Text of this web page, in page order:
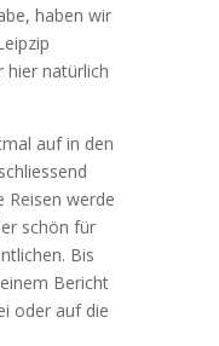
haben wir
hier natürlich
auf in den
Reisen werde
schön für
Bis
Bericht
oder auf die